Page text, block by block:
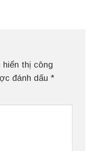
hiển thị công
đánh dấu *